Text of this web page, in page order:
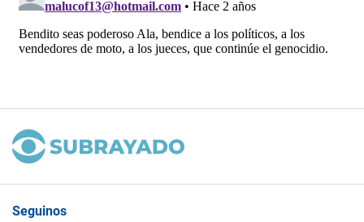
Seguinos